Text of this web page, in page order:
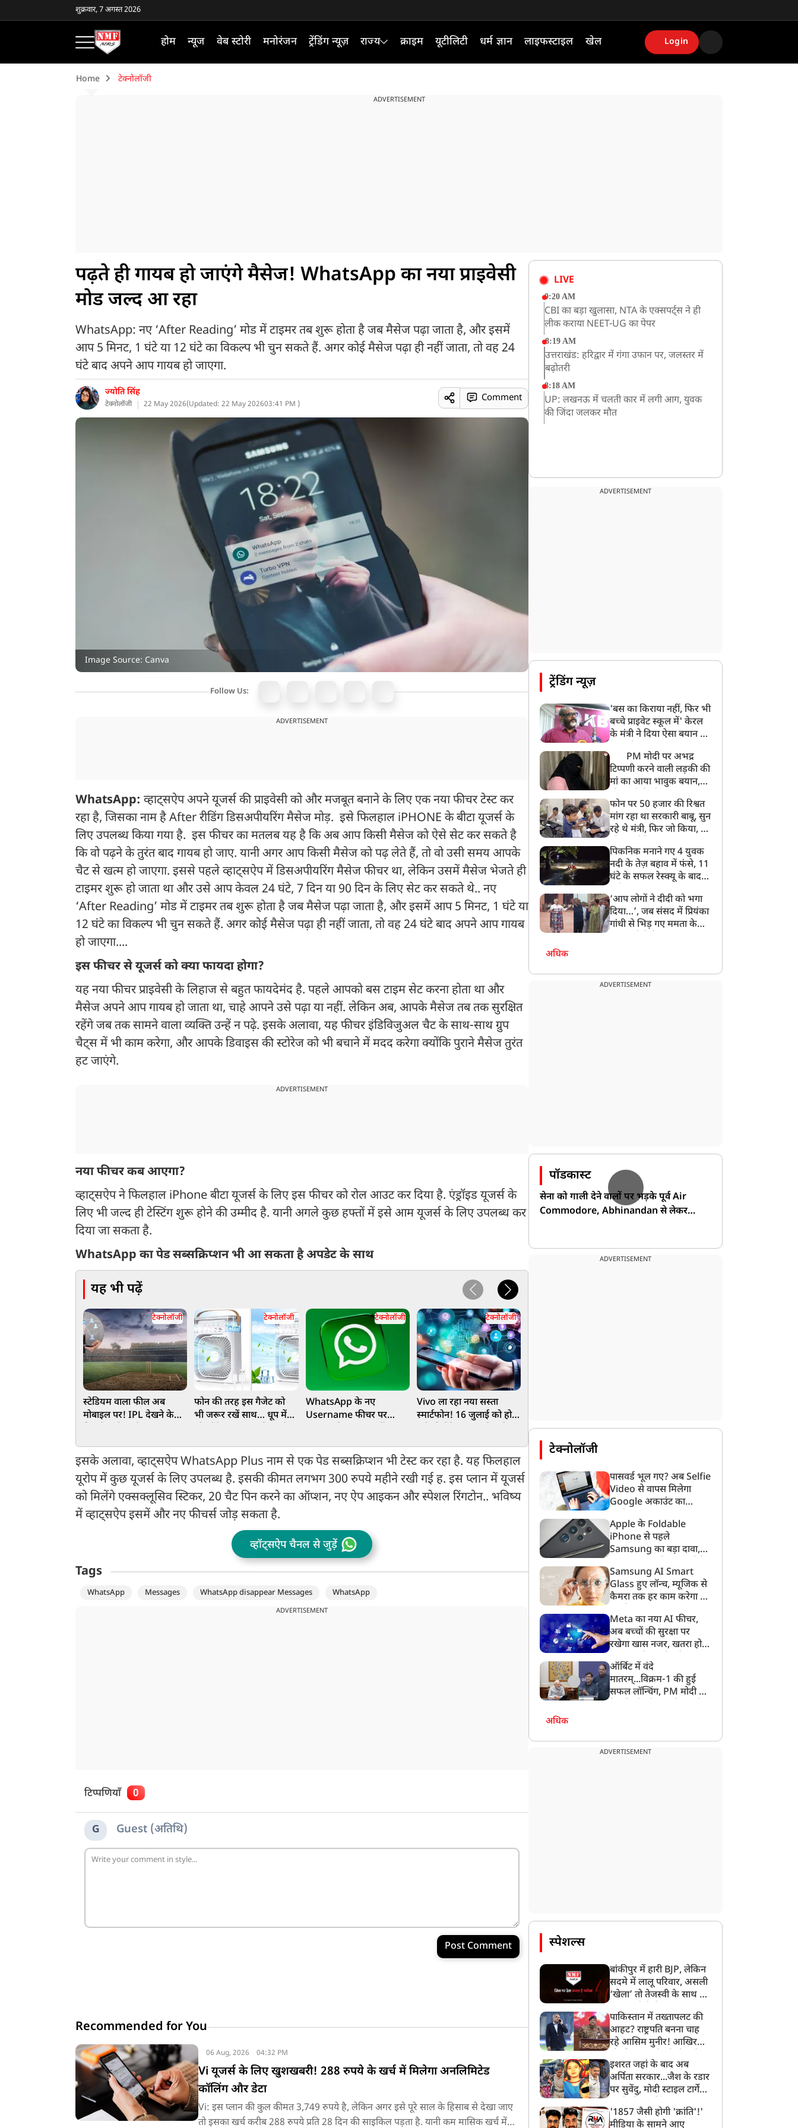
शुक्रवार, 7 अगस्त 2026
होम न्यूज वेब स्टोरी मनोरंजन ट्रेंडिंग न्यूज़ राज्य क्राइम यूटीलिटी धर्म ज्ञान लाइफस्टाइल खेल Login
Home टेक्नोलॉजी
ADVERTISEMENT
पढ़ते ही गायब हो जाएंगे मैसेज! WhatsApp का नया प्राइवेसी
मोड जल्द आ रहा
WhatsApp: नए ‘After Reading’ मोड में टाइमर तब शुरू होता है जब मैसेज पढ़ा जाता है, और इसमें
आप 5 मिनट, 1 घंटे या 12 घंटे का विकल्प भी चुन सकते हैं. अगर कोई मैसेज पढ़ा ही नहीं जाता, तो वह 24
घंटे बाद अपने आप गायब हो जाएगा.
ज्योति सिंह
टेक्नोलॉजी 22 May 2026(Updated: 22 May 202603:41 PM )
Comment
Image Source: Canva
Follow Us:
ADVERTISEMENT
WhatsApp: व्हाट्सऐप अपने यूजर्स की प्राइवेसी को और मजबूत बनाने के लिए एक नया फीचर टेस्ट कर
रहा है, जिसका नाम है After रीडिंग डिसअपीयरिंग मैसेज मोड़. इसे फिलहाल iPHONE के बीटा यूजर्स के
लिए उपलब्ध किया गया है. इस फीचर का मतलब यह है कि अब आप किसी मैसेज को ऐसे सेट कर सकते है
कि वो पढ़ने के तुरंत बाद गायब हो जाए. यानी अगर आप किसी मैसेज को पढ़ लेते हैं, तो वो उसी समय आपके
चैट से खत्म हो जाएगा. इससे पहले व्हाट्सऐप में डिसअपीयरिंग मैसेज फीचर था, लेकिन उसमें मैसेज भेजते ही
टाइमर शुरू हो जाता था और उसे आप केवल 24 घंटे, 7 दिन या 90 दिन के लिए सेट कर सकते थे.. नए
‘After Reading’ मोड में टाइमर तब शुरू होता है जब मैसेज पढ़ा जाता है, और इसमें आप 5 मिनट, 1 घंटे या
12 घंटे का विकल्प भी चुन सकते हैं. अगर कोई मैसेज पढ़ा ही नहीं जाता, तो वह 24 घंटे बाद अपने आप गायब
हो जाएगा....
इस फीचर से यूजर्स को क्या फायदा होगा?
यह नया फीचर प्राइवेसी के लिहाज से बहुत फायदेमंद है. पहले आपको बस टाइम सेट करना होता था और
मैसेज अपने आप गायब हो जाता था, चाहे आपने उसे पढ़ा या नहीं. लेकिन अब, आपके मैसेज तब तक सुरक्षित
रहेंगे जब तक सामने वाला व्यक्ति उन्हें न पढ़े. इसके अलावा, यह फीचर इंडिविजुअल चैट के साथ-साथ ग्रुप
चैट्स में भी काम करेगा, और आपके डिवाइस की स्टोरेज को भी बचाने में मदद करेगा क्योंकि पुराने मैसेज तुरंत
हट जाएंगे.
ADVERTISEMENT
नया फीचर कब आएगा?
व्हाट्सऐप ने फिलहाल iPhone बीटा यूजर्स के लिए इस फीचर को रोल आउट कर दिया है. एंड्रॉइड यूजर्स के
लिए भी जल्द ही टेस्टिंग शुरू होने की उम्मीद है. यानी अगले कुछ हफ्तों में इसे आम यूजर्स के लिए उपलब्ध कर
दिया जा सकता है.
WhatsApp का पेड सब्सक्रिप्शन भी आ सकता है अपडेट के साथ
यह भी पढ़ें
टेक्नोलॉजी
स्टेडियम वाला फील अब
मोबाइल पर! IPL देखने के
टेक्नोलॉजी
फोन की तरह इस गैजेट को
भी जरूर रखें साथ… धूप में
टेक्नोलॉजी
WhatsApp के नए
Username फीचर पर
लेकर बढ़ी चिंता
टेक्नोलॉजी
Vivo ला रहा नया सस्ता
स्मार्टफोन! 16 जुलाई को होगी
मानी तो डेटा पर पड़ सकता है
असर
मौका, जानें कहां मिल रही
इसके अलावा, व्हाट्सऐप WhatsApp Plus नाम से एक पेड सब्सक्रिप्शन भी टेस्ट कर रहा है. यह फिलहाल
यूरोप में कुछ यूजर्स के लिए उपलब्ध है. इसकी कीमत लगभग 300 रुपये महीने रखी गई ह. इस प्लान में यूजर्स
को मिलेंगे एक्सक्लूसिव स्टिकर, 20 चैट पिन करने का ऑप्शन, नए ऐप आइकन और स्पेशल रिंगटोन.. भविष्य
में व्हाट्सऐप इसमें और नए फीचर्स जोड़ सकता है.
व्हॉट्सऐप चैनल से जुड़ें
Tags
WhatsApp Messages WhatsApp disappear Messages WhatsApp
ADVERTISEMENT
टिप्पणियाँ 0
G Guest (अतिथि)
Post Comment
Recommended for You
06 Aug, 2026 04:32 PM
Vi यूजर्स के लिए खुशखबरी! 288 रुपये के खर्च में मिलेगा अनलिमिटेड
कॉलिंग और डेटा
Vi: इस प्लान की कुल कीमत 3,749 रुपये है, लेकिन अगर इसे पूरे साल के हिसाब से देखा जाए
तो इसका खर्च करीब 288 रुपये प्रति 28 दिन की साइकिल पड़ता है. यानी कम मासिक खर्च में
LIVE
9:20 AM
CBI का बड़ा खुलासा, NTA के एक्सपर्ट्स ने ही
लीक कराया NEET-UG का पेपर
8:19 AM
उत्तराखंड: हरिद्वार में गंगा उफान पर, जलस्तर में
बढ़ोतरी
8:18 AM
UP: लखनऊ में चलती कार में लगी आग, युवक
की जिंदा जलकर मौत
ADVERTISEMENT
ट्रेंडिंग न्यूज़
'बस का किराया नहीं, फिर भी
बच्चे प्राइवेट स्कूल में' केरल
के मंत्री ने दिया ऐसा बयान की
PM मोदी पर अभद्र
टिप्पणी करने वाली लड़की की
मां का आया भावुक बयान,
बेटी को गोद लें प्रधानमंत्री
फोन पर 50 हजार की रिश्वत
मांग रहा था सरकारी बाबू, सुन
रहे थे मंत्री, फिर जो किया, वो
पिकनिक मनाने गए 4 युवक
नदी के तेज़ बहाव में फंसे, 11
घंटे के सफल रेस्क्यू के बाद
‘आप लोगों ने दीदी को भगा
दिया…’, जब संसद में प्रियंका
गांधी से भिड़ गए ममता के
अधिक
ADVERTISEMENT
पॉडकास्ट
सेना को गाली देने वालों पर भड़के पूर्व Air
Commodore, Abhinandan से लेकर
ADVERTISEMENT
टेक्नोलॉजी
पासवर्ड भूल गए? अब Selfie
Video से वापस मिलेगा
Google अकाउंट का
Apple के Foldable
iPhone से पहले
Samsung का बड़ा दावा,
रातोंरात नहीं छीन सकता
Samsung AI Smart
Glass हुए लॉन्च, म्यूजिक से
कैमरा तक हर काम करेगा ये
Meta का नया AI फीचर,
अब बच्चों की सुरक्षा पर
रखेगा खास नजर, खतरा होने
अलर्ट
ऑर्बिट में वंदे
मातरम्...विक्रम-1 की हुई
सफल लॉन्चिंग, PM मोदी ने
अधिक
ADVERTISEMENT
स्पेशल्स
बांकीपुर में हारी BJP, लेकिन
सदमे में लालू परिवार, असली
‘खेला’ तो तेजस्वी के साथ हो
पाकिस्तान में तख्तापलट की
आहट? राष्ट्रपति बनना चाह
रहे आसिम मुनीर! आखिर
बनाया मोहरा?
इशरत जहां के बाद अब
अर्पिता सरकार...जैश के रडार
पर सुवेंदु, मोदी स्टाइल टार्गेट
बड़ा एक्शन!
'1857 जैसी होगी 'क्रांति'!'
मीडिया के सामने आए